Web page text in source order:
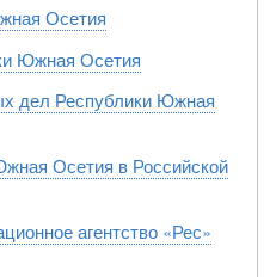
Осетия
Южная Осетия
дел Республики Южная
Осетия в Российской
агентство «Рес»